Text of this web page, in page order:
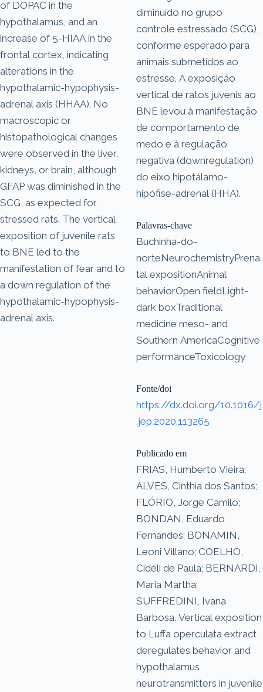
of DOPAC in the
hypothalamus, and an
increase of 5-HIAA in the
frontal cortex, indicating
alterations in the
hypothalamic-hypophysis-
adrenal axis (HHAA). No
macroscopic or
histopathological changes
were observed in the liver,
kidneys, or brain, although
GFAP was diminished in the
SCG, as expected for
stressed rats. The vertical
exposition of juvenile rats
to BNE led to the
manifestation of fear and to
a down regulation of the
hypothalamic-hypophysis-
adrenal axis.
diminuído no grupo
controle estressado (SCG),
conforme esperado para
animais submetidos ao
estresse. A exposição
vertical de ratos juvenis ao
BNE levou à manifestação
de comportamento de
medo e à regulação
negativa (downregulation)
do eixo hipotálamo-
hipófise-adrenal (HHA).
Palavras-chave
Buchinha-do-
norteNeurochemistryPrena
tal expositionAnimal
behaviorOpen fieldLight-
dark boxTraditional
medicine meso- and
Southern AmericaCognitive
performanceToxicology
Fonte/doi
https://dx.doi.org/10.1016/j
.jep.2020.113265
Publicado em
FRIAS, Humberto Vieira;
ALVES, Cinthia dos Santos;
FLÓRIO, Jorge Camilo;
BONDAN, Eduardo
Fernandes; BONAMIN,
Leoni Villano; COELHO,
Cidéli de Paula; BERNARDI,
Maria Martha;
SUFFREDINI, Ivana
Barbosa. Vertical exposition
to Luffa operculata extract
deregulates behavior and
hypothalamus
neurotransmitters in juvenile